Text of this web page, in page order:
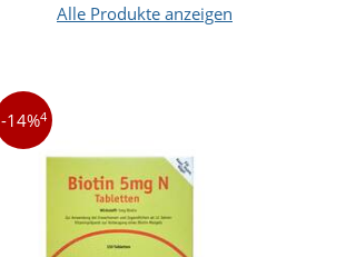
Alle Produkte anzeigen
-14%4